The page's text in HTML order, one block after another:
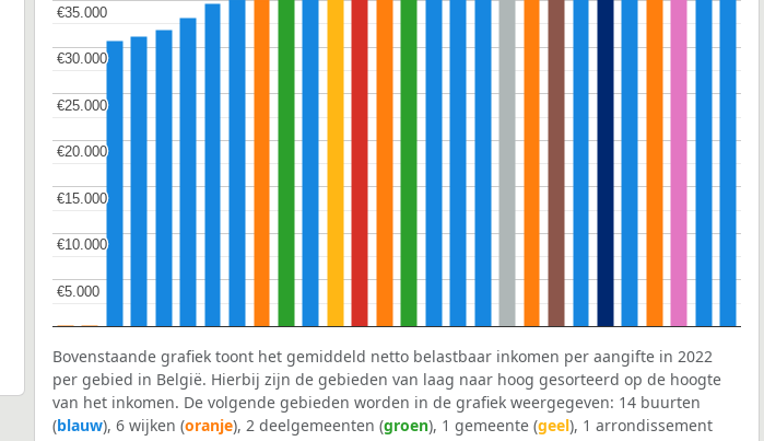
€5.000
€5.000
€10.000
€10.000
€15.000
€15.000
€20.000
€20.000
€25.000
€25.000
€30.000
€30.000
€35.000
€35.000
Bovenstaande grafiek toont het gemiddeld netto belastbaar inkomen per aangifte in 2022
per gebied in België. Hierbij zijn de gebieden van laag naar hoog gesorteerd op de hoogte
van het inkomen. De volgende gebieden worden in de grafiek weergegeven: 14 buurten
(blauw), 6 wijken (oranje), 2 deelgemeenten (groen), 1 gemeente (geel), 1 arrondissement